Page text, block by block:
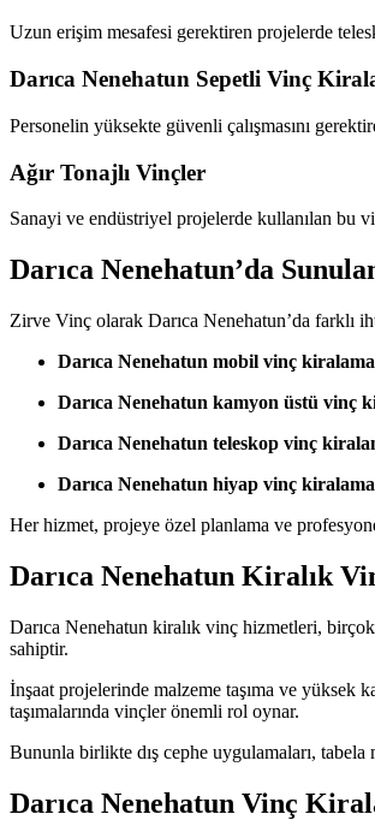
Uzun erişim mesafesi gerektiren projelerde
Darıca Nenehatun Sepetli Vinç
Personelin yüksekte güvenli çalışmasını
Ağır Tonajlı Vinçler
Sanayi ve endüstriyel projelerde kullanılan bu
Darıca Nenehatun’da
Zirve Vinç olarak Darıca Nenehatun’da farklı
Darıca Nenehatun mobil vinç kiralama
Darıca Nenehatun kamyon üstü vinç
Darıca Nenehatun teleskop vinç
Darıca Nenehatun hiyap vinç kiralama
Her hizmet, projeye özel planlama ve
Darıca Nenehatun Kiralık
Darıca Nenehatun kiralık vinç hizmetleri,
sahiptir.
İnşaat projelerinde malzeme taşıma ve yüksek
taşımalarında vinçler önemli rol oynar.
Bununla birlikte dış cephe uygulamaları,
Darıca Nenehatun Vinç